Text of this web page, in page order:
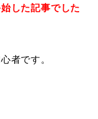
した記事でした
者です。